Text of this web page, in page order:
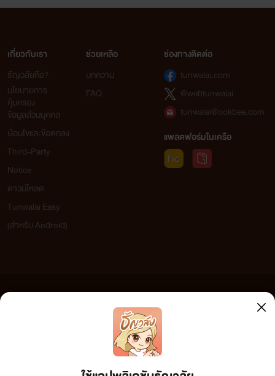
เกี่ยวกับเรา
ธัญวลัยคือ?
นโยบายการ
คุ้มครอง
ข้อมูลส่วนบุคคล
เงื่อนไขและข้อตกลง
Third-Party
Notice
ดาวน์โหลด
Tunwalai Easy
(สำหรับ Android)
ช่วยเหลือ
บทความ
FAQ
ช่องทางติดต่อ
tunwalai.com
@webtunwalai
tunwalai@ookbee.com
แพลตฟอร์มในเครือ
เว็บไซต์แห่งนี้ไม่ได้เห็นด้วยและไม่ขอรับผิดชอบต่อข้อความใดๆ ทั้งสิ้น ดังนั้นผู้อ่านทุกท่านโปรดใช้
วิจารณญาณในการกลั่นกรองด้วยตนเอง และหากท่านพบข้อความใดๆ ที่ขัดต่อกฎหมายและศีลธรรม
กรุณาแจ้งมาที่ tunwalai@ookbee.com เพื่อทีมงานจะได้ดำเนินการในทันที ทั้งนี้ ทางเว็บไซต์ขอสงวน
ลิขสิทธิ์ตามพระราชบัญญัติลิขสิทธิ์ (ฉบับเพิ่มเติม) พ.ศ.2558